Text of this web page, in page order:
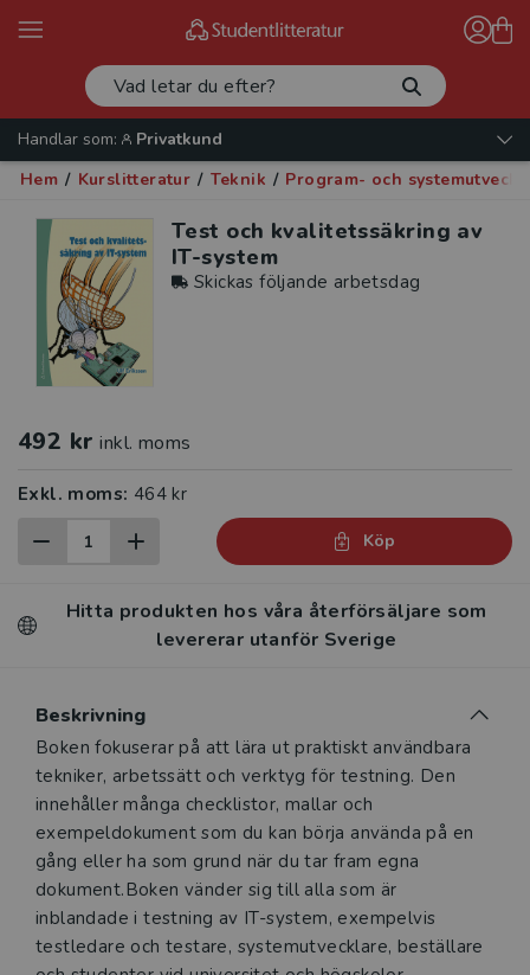
Handlar som:
Privatkund
Hem / Kurslitteratur / Teknik / Program- och
Test och kvalitetssäkring av
IT-system
Skickas följande arbetsdag
492 kr inkl. moms
Exkl. moms: 464 kr
Köp
Hitta produkten hos våra återförsäljare som
levererar utanför Sverige
Beskrivning
Beskrivning
Boken fokuserar på att lära ut praktiskt användbara
tekniker, arbetssätt och verktyg för testning. Den
innehåller många checklistor, mallar och
exempeldokument som du kan börja använda på en
gång eller ha som grund när du tar fram egna
dokument.Boken vänder sig till alla som är
inblandade i testning av IT-system, exempelvis
testledare och testare, systemutvecklare, beställare